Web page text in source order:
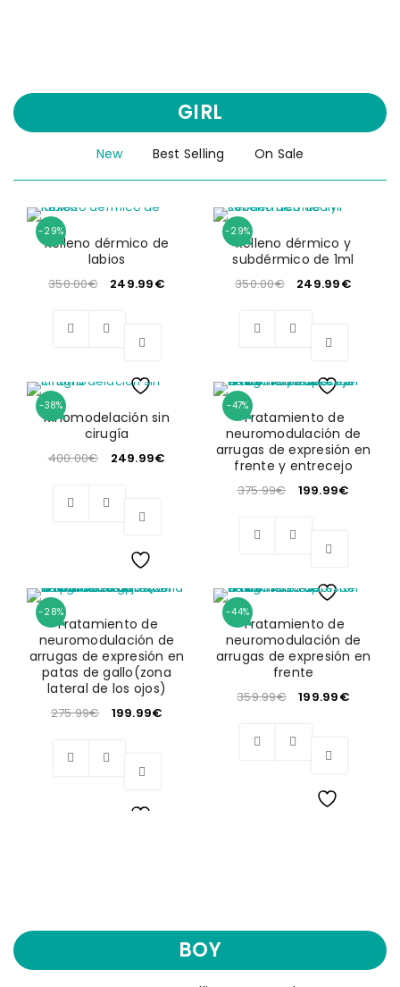
GIRL
New Best Selling On Sale
-29%
Relleno dérmico de
labios
350.00€ 249.99€
Wishlist
-29%
Relleno dérmico y
subdérmico de 1ml
350.00€ 249.99€
Wishlist
-38%
Rinomodelación sin
cirugía
400.00€ 249.99€
Wishlist
-47%
Tratamiento de
neuromodulación de
arrugas de expresión en
frente y entrecejo
375.99€ 199.99€
Wishlist
-28%
Tratamiento de
neuromodulación de
arrugas de expresión en
patas de gallo(zona
lateral de los ojos)
275.99€ 199.99€
-44%
Tratamiento de
neuromodulación de
arrugas de expresión en
frente
359.99€ 199.99€
BOY